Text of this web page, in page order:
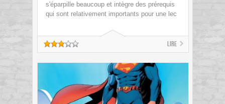
s'éparpille beaucoup et intègre des prérequis
qui sont relativement importants pour une lec
Lire